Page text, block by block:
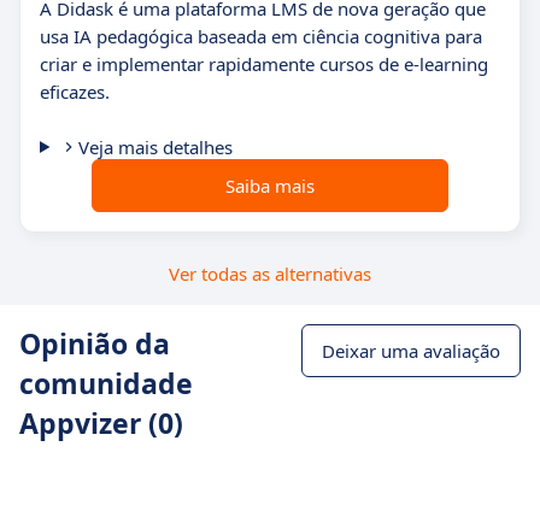
A Didask é uma plataforma LMS de nova geração que
usa IA pedagógica baseada em ciência cognitiva para
criar e implementar rapidamente cursos de e-learning
eficazes.
Veja mais detalhes
Saiba mais
Ver todas as alternativas
Opinião da
comunidade
Appvizer (0)
Deixar uma avaliação